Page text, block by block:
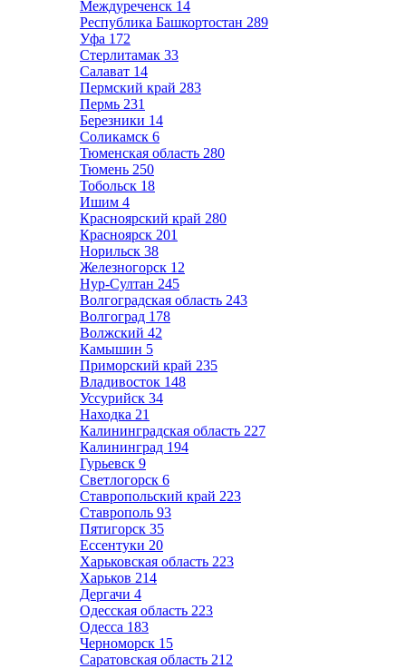
Междуреченск 14
Республика Башкортостан 289
Уфа 172
Стерлитамак 33
Салават 14
Пермский край 283
Пермь 231
Березники 14
Соликамск 6
Тюменская область 280
Тюмень 250
Тобольск 18
Ишим 4
Красноярский край 280
Красноярск 201
Норильск 38
Железногорск 12
Нур-Султан 245
Волгоградская область 243
Волгоград 178
Волжский 42
Камышин 5
Приморский край 235
Владивосток 148
Уссурийск 34
Находка 21
Калининградская область 227
Калининград 194
Гурьевск 9
Светлогорск 6
Ставропольский край 223
Ставрополь 93
Пятигорск 35
Ессентуки 20
Харьковская область 223
Харьков 214
Дергачи 4
Одесская область 223
Одесса 183
Черноморск 15
Саратовская область 212